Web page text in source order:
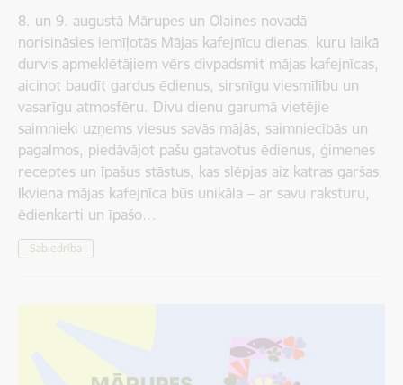
8. un 9. augustā Mārupes un Olaines novadā
norisināsies iemīļotās Mājas kafejnīcu dienas, kuru laikā
durvis apmeklētājiem vērs divpadsmit mājas kafejnīcas,
aicinot baudīt gardus ēdienus, sirsnīgu viesmīlību un
vasarīgu atmosfēru. Divu dienu garumā vietējie
saimnieki uzņems viesus savās mājās, saimniecībās un
pagalmos, piedāvājot pašu gatavotus ēdienus, ģimenes
receptes un īpašus stāstus, kas slēpjas aiz katras garšas.
Ikviena mājas kafejnīca būs unikāla – ar savu raksturu,
ēdienkarti un īpašo…
Sabiedrība